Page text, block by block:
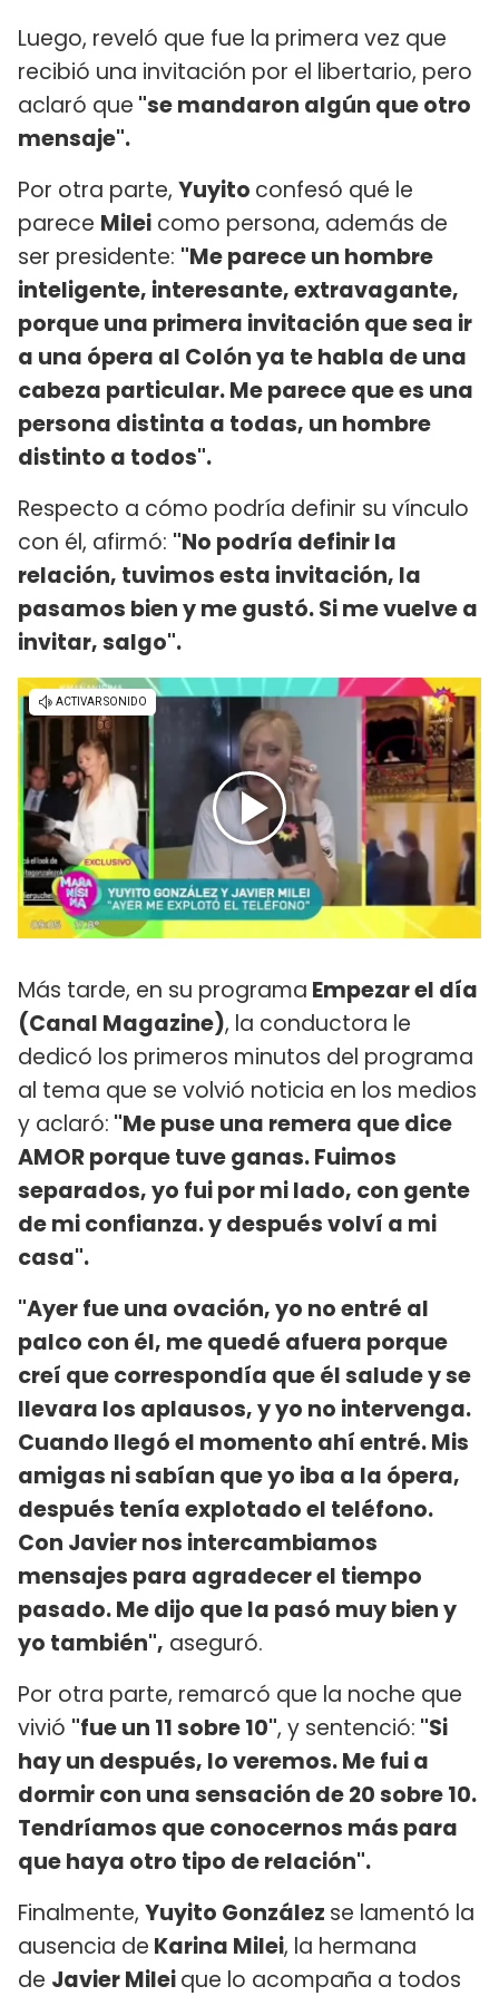
Luego, reveló que fue la primera vez que
recibió una invitación por el libertario, pero
aclaró que "se mandaron algún que otro
mensaje".
Por otra parte, Yuyito confesó qué le
parece Milei como persona, además de
ser presidente: "Me parece un hombre
inteligente, interesante, extravagante,
porque una primera invitación que sea ir
a una ópera al Colón ya te habla de una
cabeza particular. Me parece que es una
persona distinta a todas, un hombre
distinto a todos".
Respecto a cómo podría definir su vínculo
con él, afirmó: "No podría definir la
relación, tuvimos esta invitación, la
pasamos bien y me gustó. Si me vuelve a
invitar, salgo".
Más tarde, en su programa Empezar el día
(Canal Magazine), la conductora le
dedicó los primeros minutos del programa
al tema que se volvió noticia en los medios
y aclaró: "Me puse una remera que dice
AMOR porque tuve ganas. Fuimos
separados, yo fui por mi lado, con gente
de mi confianza. y después volví a mi
casa".
"Ayer fue una ovación, yo no entré al
palco con él, me quedé afuera porque
creí que correspondía que él salude y se
llevara los aplausos, y yo no intervenga.
Cuando llegó el momento ahí entré. Mis
amigas ni sabían que yo iba a la ópera,
después tenía explotado el teléfono.
Con Javier nos intercambiamos
mensajes para agradecer el tiempo
pasado. Me dijo que la pasó muy bien y
yo también", aseguró.
Por otra parte, remarcó que la noche que
vivió "fue un 11 sobre 10", y sentenció: "Si
hay un después, lo veremos. Me fui a
dormir con una sensación de 20 sobre 10.
Tendríamos que conocernos más para
que haya otro tipo de relación".
Finalmente, Yuyito González se lamentó la
ausencia de Karina Milei, la hermana
de Javier Mileique lo acompaña a todos